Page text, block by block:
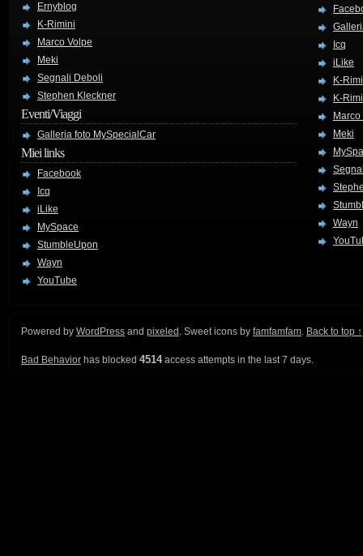
Ernyblog
K-Rimini
Marco Volpe
Meki
Segnali Deboli
Stephen Kleckner
Eventi/Viaggi
Galleria foto MySpecialCar
Miei links
Facebook
Icq
iLike
MySpace
StumbleUpon
Wayn
YouTube
Icq
iLike
K-
K-
Meki
Wayn
Powered by WordPress and pixeled . Sweet icons by famfamfam. Back to top ↑
Bad Behavior has blocked 4514access attempts in the last 7 days.